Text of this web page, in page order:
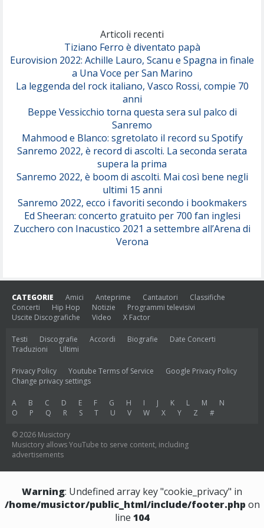
Serenamente
Articoli recenti
Tiziano Ferro è diventato papà
Eurovision 2022: Achille Lauro, Scanu e Spagna in finale
a Una Voce per San Marino
La leggenda del rock italiano, Vasco Rossi, compie 70
anni
Beppe Vessicchio torna questa sera sul palco di
Sanremo
Mahmood e Blanco: sgretolato il record su Spotify
Sanremo 2022, è record di ascolti. La seconda serata
supera la prima
Sanremo 2022, è boom di ascolti. Mai così bene negli
ultimi 15 anni
Sanremo 2022, ecco i favoriti secondo i bookmakers
Ed Sheeran: concerto gratuito per 700 fan inglesi
Zucchero con Inacustico 2021 a settembre all’Arena di
Verona
CATEGORIE Amici Anteprime Cantautori
Classifiche
Concerti
Hip Hop Notizie
Programmi televisivi
Uscite Discografiche
Video X Factor
Testi Discografie Accordi Biografie
Date Concerti
Traduzioni
Ultimi
Privacy Policy Youtube Terms of Service
Google Privacy Policy
Change privacy settings
A B C D E F G H I J K L M
N
O
P Q R S T U V W X Y Z #
© 2026 Musictory
Musictory allows YouTube to serve content, including
advertisements
Warning: Undefined array key "cookie_privacy" in
/home/musictor/public_html/include/footer.php on
line 104